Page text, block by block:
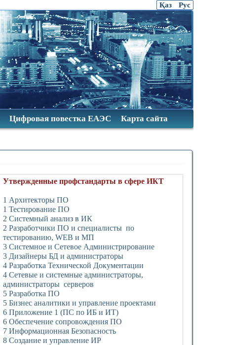
Қаз Рус
Цифровая повестка ЕАЭС Карта сайта
Утвержденные профстандарты в сфере ИКТ
1 Архитекторы ПО
1 Тестирование ПО
2 Системный анализ в ИК
2 Разработчики ПО и специалисты по
тестированию, WEB и МП
3 Системное и Сетевое Администрирование
3 Дизайнеры БД и администраторы
4 Разработка Технической Документации
4 Сетевые и системные администраторы,
администраторы серверов
5 Разработка ПО
5 Бизнес аналитики и управление проектами
6 Приложение 1 (ПС по ИБ и ИТ)
6 Обеспечение сопровождения ПО
7 Информационная Безопасность
8 Создание и управление ИР